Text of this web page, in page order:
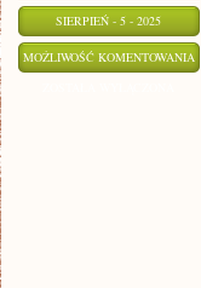
SIERPIEŃ - 5 - 2025
MOŻLIWOŚĆ KOMENTOWANIA